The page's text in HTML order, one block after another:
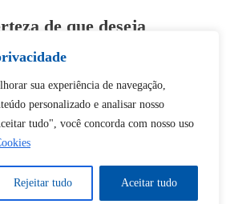
sua experiência de navegação,
personalizado e analisar nosso
tudo", você concorda com nosso uso
Rejeitar tudo Aceitar tudo
de que deseja
esta publicação?
esquerda : 0
Sim